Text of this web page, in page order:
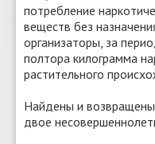
потребление
веществ без
организаторы, за
полтора килограмма
растительного
Найдены и
двое